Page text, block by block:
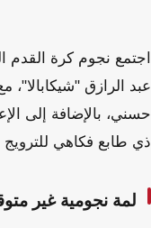
اجتمع نجوم كرة
عبد الرازق
حسني، بالإضافة إلى
ذي طابع فكاهي للترويج
لمة نجومية غير